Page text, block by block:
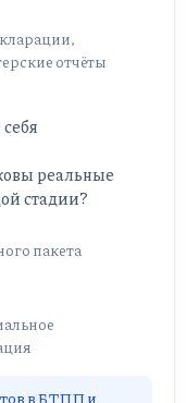
отчёты
реальные
стадии?
пакета
в БТПП и